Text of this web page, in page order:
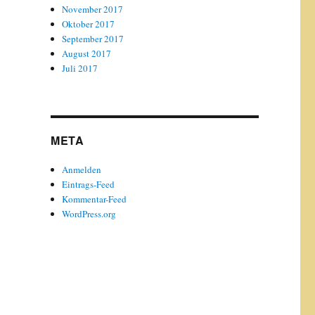
November 2017
Oktober 2017
September 2017
August 2017
Juli 2017
META
Anmelden
Eintrags-Feed
Kommentar-Feed
WordPress.org